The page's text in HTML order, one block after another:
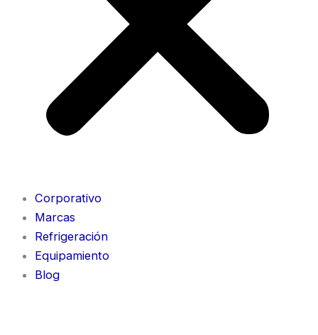
Corporativo
Marcas
Refrigeración
Equipamiento
Blog